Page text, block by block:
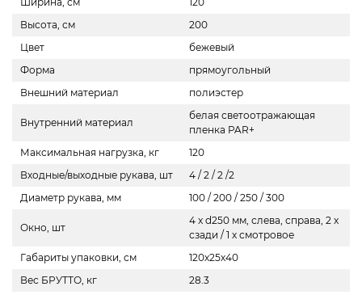
Высота, см
200
Цвет
бежевый
Форма
прямоугольный
Внешний материал
полиэстер
Внутренний материал
белая светоотражающая
пленка PAR+
Максимальная нагрузка, кг
120
Входные/выходные рукава, шт
4 / 2 / 2 /2
Диаметр рукава, мм
100 / 200 / 250 / 300
Окно, шт
4 x d250 мм, слева, справа, 2 x
сзади / 1 х смотровое
Габариты упаковки, см
120х25х40
Вес БРУТТО, кг
28.3